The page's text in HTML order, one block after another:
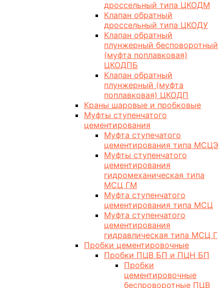
дроссельный типа ЦКОДМ
Клапан обратный
дроссельный типа ЦКОДУ
Клапан обратный
плунжерный бесповоротный
(муфта поплавковая)
ЦКОДПБ
Клапан обратный
плунжерный (муфта
поплавковая) ЦКОДП
Краны шаровые и пробковые
Муфты ступенчатого
цементирования
Муфта ступечатого
цементирования типа МСЦЭ
Муфты ступенчатого
цементирования
гидромеханическая типа
МСЦ ГМ
Муфта ступенчатого
цементирования типа МСЦ
Муфта ступенчатого
цементирования
гидравлическая типа МСЦ Г
Пробки цементировочные
Пробки ПЦВ БП и ПЦН БП
Пробки
цементировочные
беспроворотные ПЦВ